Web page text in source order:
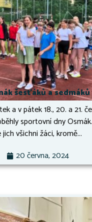
šesťáků a sedmáků
a v pátek 18., 20. a 21.
sportovní dny
jich všichni žáci, kromě...
20 června, 2024